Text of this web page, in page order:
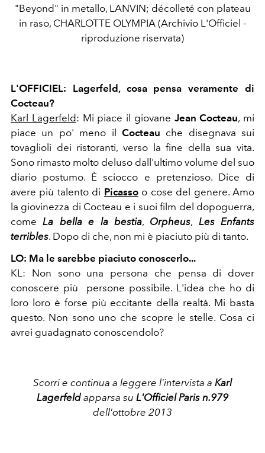
"Beyond" in metallo, LANVIN; décolleté con plateau
in raso, CHARLOTTE OLYMPIA (Archivio L'Officiel -
riproduzione riservata)
L'OFFICIEL: Lagerfeld, cosa pensa veramente di
Cocteau?
Karl Lagerfeld: Mi piace il giovane Jean Cocteau, mi
piace un po' meno il Cocteau che disegnava sui
tovaglioli dei ristoranti, verso la fine della sua vita.
Sono rimasto molto deluso dall'ultimo volume del suo
diario postumo. È sciocco e pretenzioso. Dice di
avere più talento di Picassoo cose del genere. Amo
la giovinezza di Cocteau e i suoi film del dopoguerra,
comeLa bella e la bestia, Orpheus, Les Enfants
terribles. Dopo di che, non mi è piaciuto più di tanto.
LO: Ma le sarebbe piaciuto conoscerlo...
KL: Non sono una persona che pensa di dover
conoscere più persone possibile. L'idea che ho di
loro loro è forse più eccitante della realtà. Mi basta
questo. Non sono uno che scopre le stelle. Cosa ci
avrei guadagnato conoscendolo?
Scorri e continua a leggere l'intervista a Karl
Lagerfeld apparsa su L'Officiel Paris n.979
dell'ottobre 2013